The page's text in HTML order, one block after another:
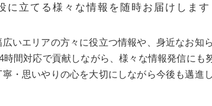
に立てる様々な情報を随時お届けします
いエリアの方々に役立つ情報や、身近なお知
間対応で貢献しながら、様々な情報発信に
・思いやりの心を大切にしながら今後も邁進